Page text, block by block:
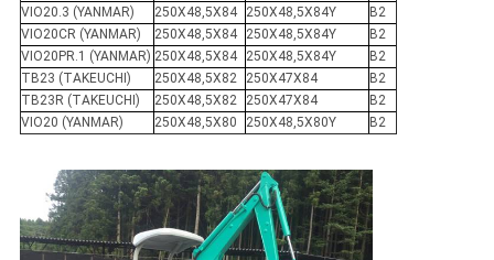
VIO20.3 (YANMAR)
250X48,5X84 250X48,5X84Y
B2
VIO20CR (YANMAR)
250X48,5X84 250X48,5X84Y
B2
VIO20PR.1 (YANMAR) 250X48,5X84 250X48,5X84Y
B2
TB23 (TAKEUCHI)
250X48,5X82 250X47X84
B2
TB23R (TAKEUCHI)
250X48,5X82 250X47X84
B2
VIO20 (YANMAR)
250X48,5X80 250X48,5X80Y B2